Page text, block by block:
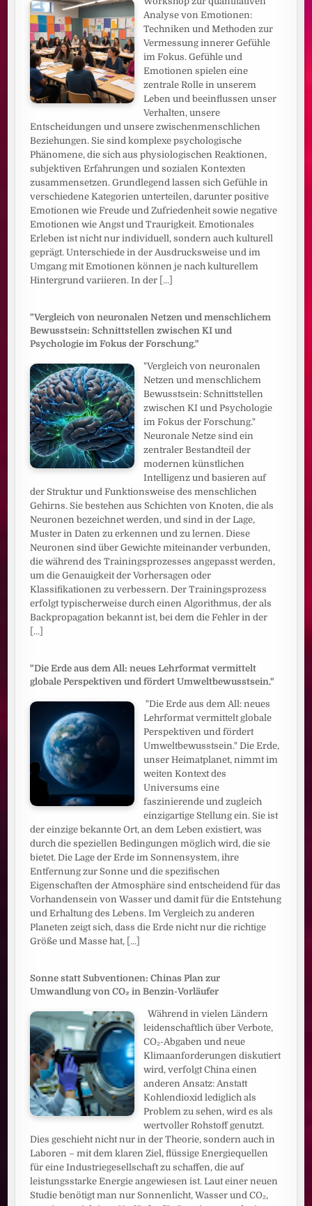
Analyse von Emotionen:
Techniken und Methoden zur
Vermessung innerer Gefühle
im Fokus. Gefühle und
Emotionen spielen eine
zentrale Rolle in unserem
Leben und beeinflussen unser
Verhalten, unsere
Entscheidungen und unsere zwischenmenschlichen
Beziehungen. Sie sind komplexe psychologische
Phänomene, die sich aus physiologischen Reaktionen,
subjektiven Erfahrungen und sozialen Kontexten
zusammensetzen. Grundlegend lassen sich Gefühle in
verschiedene Kategorien unterteilen, darunter positive
Emotionen wie Freude und Zufriedenheit sowie negative
Emotionen wie Angst und Traurigkeit. Emotionales
Erleben ist nicht nur individuell, sondern auch kulturell
geprägt. Unterschiede in der Ausdrucksweise und im
Umgang mit Emotionen können je nach kulturellem
Hintergrund variieren. In der [...]
"Vergleich von neuronalen Netzen und menschlichem
Bewusstsein: Schnittstellen zwischen KI und
Psychologie im Fokus der Forschung."
"Vergleich von neuronalen
Netzen und menschlichem
Bewusstsein: Schnittstellen
zwischen KI und Psychologie
im Fokus der Forschung."
Neuronale Netze sind ein
zentraler Bestandteil der
modernen künstlichen
Intelligenz und basieren auf
der Struktur und Funktionsweise des menschlichen
Gehirns. Sie bestehen aus Schichten von Knoten, die als
Neuronen bezeichnet werden, und sind in der Lage,
Muster in Daten zu erkennen und zu lernen. Diese
Neuronen sind über Gewichte miteinander verbunden,
die während des Trainingsprozesses angepasst werden,
um die Genauigkeit der Vorhersagen oder
Klassifikationen zu verbessern. Der Trainingsprozess
erfolgt typischerweise durch einen Algorithmus, der als
Backpropagation bekannt ist, bei dem die Fehler in der
[...]
"Die Erde aus dem All: neues Lehrformat vermittelt
globale Perspektiven und fördert Umweltbewusstsein."
"Die Erde aus dem All: neues
Lehrformat vermittelt globale
Perspektiven und fördert
Umweltbewusstsein." Die Erde,
unser Heimatplanet, nimmt im
weiten Kontext des
Universums eine
faszinierende und zugleich
einzigartige Stellung ein. Sie ist
der einzige bekannte Ort, an dem Leben existiert, was
durch die speziellen Bedingungen möglich wird, die sie
bietet. Die Lage der Erde im Sonnensystem, ihre
Entfernung zur Sonne und die spezifischen
Eigenschaften der Atmosphäre sind entscheidend für das
Vorhandensein von Wasser und damit für die Entstehung
und Erhaltung des Lebens. Im Vergleich zu anderen
Planeten zeigt sich, dass die Erde nicht nur die richtige
Größe und Masse hat,
[...]
Sonne statt Subventionen: Chinas Plan zur
Umwandlung von CO₂ in Benzin-Vorläufer
Während in vielen Ländern
leidenschaftlich über Verbote,
CO₂-Abgaben und neue
Klimaanforderungen diskutiert
wird, verfolgt China einen
anderen Ansatz: Anstatt
Kohlendioxid lediglich als
Problem zu sehen, wird es als
wertvoller Rohstoff genutzt.
Dies geschieht nicht nur in der Theorie, sondern auch in
Laboren – mit dem klaren Ziel, flüssige Energiequellen
für eine Industriegesellschaft zu schaffen, die auf
leistungsstarke Energie angewiesen ist. Laut einer neuen
Studie benötigt man nur Sonnenlicht, Wasser und CO₂,